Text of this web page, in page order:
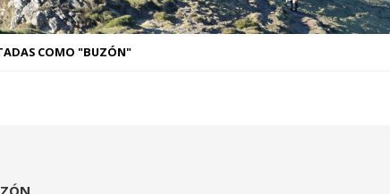
COMO "BUZÓN"